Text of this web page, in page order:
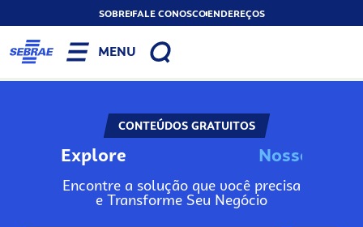
SOBREFALE CONOSCOENDEREÇOS
MENU
CONTEÚDOS GRATUITOS
Explore Nosso
Encontre a solução que você precisa
e Transforme Seu Negócio